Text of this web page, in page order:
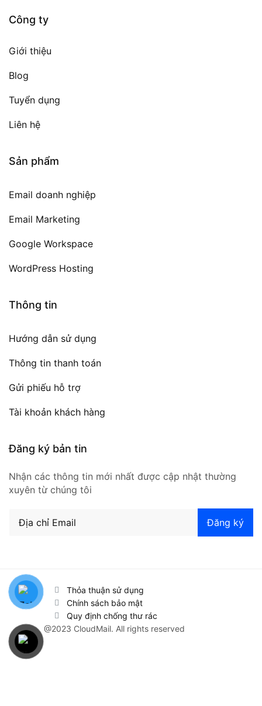
Công ty
Giới thiệu
Blog
Tuyển dụng
Liên hệ
Sản phẩm
Email doanh nghiệp
Email Marketing
Google Workspace
WordPress Hosting
Thông tin
Hướng dẫn sử dụng
Thông tin thanh toán
Gửi phiếu hỗ trợ
Tài khoản khách hàng
Đăng ký bản tin
Nhận các thông tin mới nhất được cập nhật thường
xuyên từ chúng tôi
@2023 CloudMail. All rights reserved
Thỏa thuận sử dụng
Chính sách bảo mật
Quy định chống thư rác